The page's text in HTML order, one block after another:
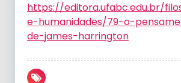
https://editora.ufabc.edu.br/
e-humanidades/79-o-
de-james-harrington